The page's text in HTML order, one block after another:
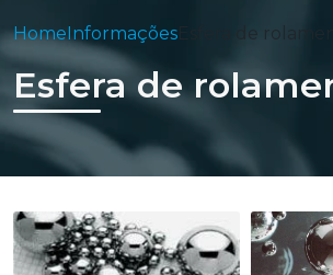
HomeInformações Esfera de
Esfera de